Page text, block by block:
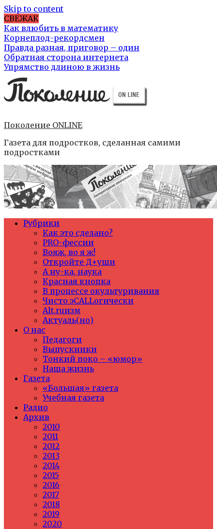
Skip to content
СВЕЖАК
Как влюбить в математику
Корнеплод-рекордсмен
Правда разная, приговор – один
Обратная сторона интернета
Упрямство длиною в жизнь
Поколение ONLINE
Газета для подростков, сделанная самими
подростками
Рубрики
Как это сделано?
PRO-фессии
Вояж, во я ж!
Откройте Д+уши
А ну-ка, наука
Красная кнопка
В процессе окультуривания
Чисто эCALLогически
Alt.ruизм
Актуаль(но)
О нас
Педагоги
Выпускники
Тонкий поко – «юмор»
Наша жизнь
Газета
«Большая» газета
Учебная газета
Радио
Архив
2010
2011
2012
2013
2014
2015
2016
2017
2018
2019
2020